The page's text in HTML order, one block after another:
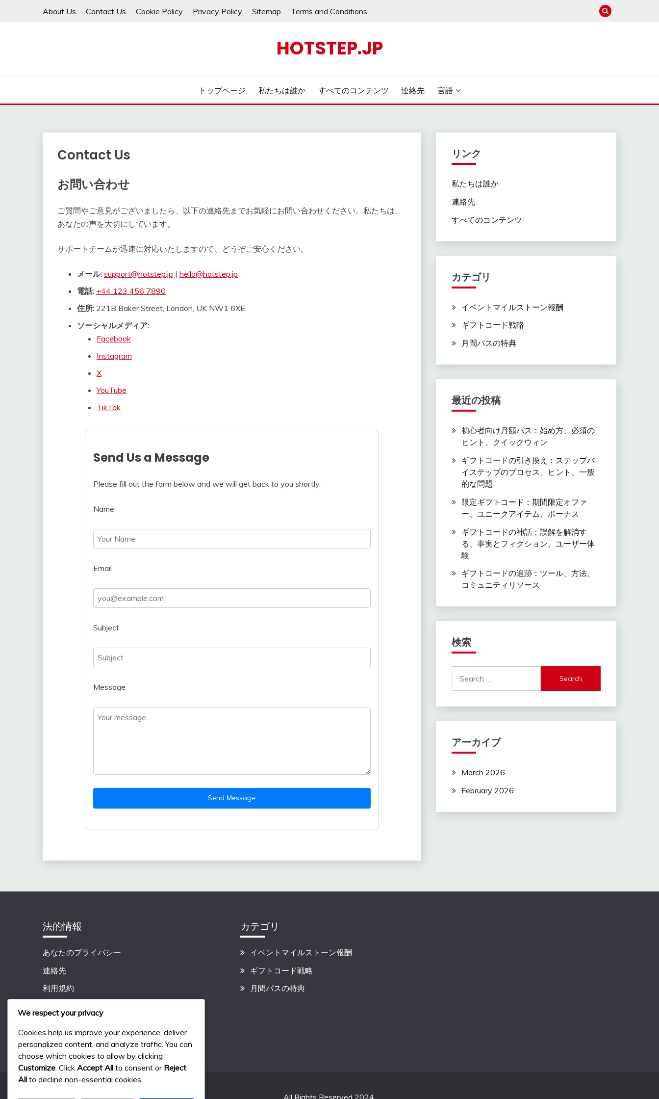
About Us Contact Us Cookie Policy Privacy Policy Sitemap Terms and Conditions
HOTSTEP.JP
トップページ 私たちは誰か すべてのコンテンツ 連絡先 言語
Contact Us
お問い合わせ
ご質問やご意見がございましたら、以下の連絡先までお気軽にお問い合わせください。私たちは、
あなたの声を大切にしています。
サポートチームが迅速に対応いたしますので、どうぞご安心ください。
メール: support@hotstep.jp | hello@hotstep.jp
電話: +44 123 456 7890
住所: 221B Baker Street, London, UK NW1 6XE
ソーシャルメディア:
Facebook
Instagram
X
YouTube
TikTok
Send Us a Message
Please fill out the form below and we will get back to you shortly.
Name
Email
Subject
Message
Send Message
リンク
私たちは誰か
連絡先
すべてのコンテンツ
カテゴリ
イベントマイルストーン報酬
ギフトコード戦略
月間パスの特典
最近の投稿
初心者向け月額パス：始め方、必須の
ヒント、クイックウィン
ギフトコードの引き換え：ステップバ
イステップのプロセス、ヒント、一般
的な問題
限定ギフトコード：期間限定オファ
ー、ユニークアイテム、ボーナス
ギフトコードの神話：誤解を解消す
る、事実とフィクション、ユーザー体
験
ギフトコードの追跡：ツール、方法、
コミュニティリソース
検索
for:
アーカイブ
March 2026
February 2026
法的情報
あなたのプライバシー
連絡先
利用規約
カテゴリ
イベントマイルストーン報酬
ギフトコード戦略
月間パスの特典
All Rights Reserved 2024.
We respect your privacy
Cookies help us improve your experience, deliver
personalized content, and analyze traffic. You can
choose which cookies to allow by clicking
Customize. Click Accept All to consent or Reject
All to decline non-essential cookies.